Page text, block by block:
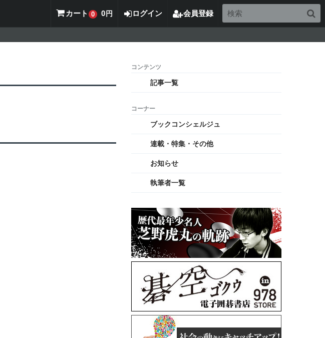
カート 0 0 円 ログイン 会員登録
記事一覧
ブックコンシェルジュ
連載・特集・その他
お知らせ
執筆者一覧